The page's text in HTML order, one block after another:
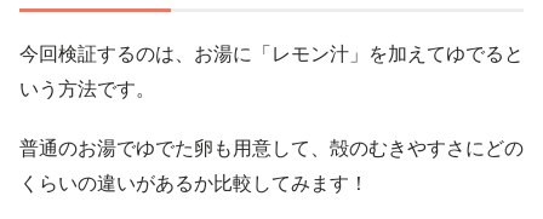
今回検証するのは、お湯に「レモン汁」を加えてゆでると
いう方法です。
普通のお湯でゆでた卵も用意して、殻のむきやすさにどの
くらいの違いがあるか比較してみます！